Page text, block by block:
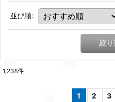
並び順:
絞り
1,238件
1 2 3